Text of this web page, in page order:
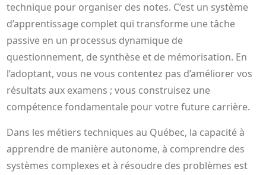
technique pour organiser des notes. C’est un système
d’apprentissage complet qui transforme une tâche
passive en un processus dynamique de
questionnement, de synthèse et de mémorisation. En
l’adoptant, vous ne vous contentez pas d’améliorer vos
résultats aux examens ; vous construisez une
compétence fondamentale pour votre future carrière.
Dans les métiers techniques au Québec, la capacité à
apprendre de manière autonome, à comprendre des
systèmes complexes et à résoudre des problèmes est